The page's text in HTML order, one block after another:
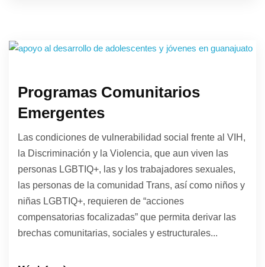
Programas Comunitarios
Emergentes
Las condiciones de vulnerabilidad social frente al VIH,
la Discriminación y la Violencia, que aun viven las
personas LGBTIQ+, las y los trabajadores sexuales,
las personas de la comunidad Trans, así como niños y
niñas LGBTIQ+, requieren de “acciones
compensatorias focalizadas” que permita derivar las
brechas comunitarias, sociales y estructurales...